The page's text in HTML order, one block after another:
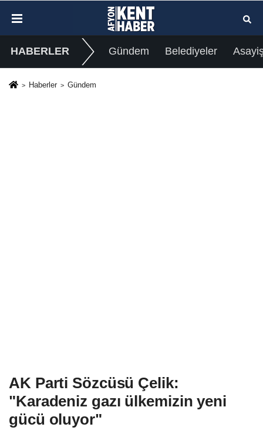
HABERLER Gündem Belediyeler
Haberler Gündem
AK Parti Sözcüsü Çelik:
"Karadeniz gazı ülkemizin yeni
gücü oluyor"